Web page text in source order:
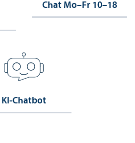
Chat Mo–Fr 10–18
KI-Chatbot